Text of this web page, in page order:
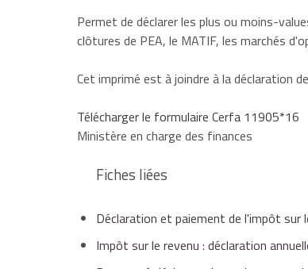
Permet de déclarer les plus ou moins-
clôtures de PEA, le MATIF, les marchés
Cet imprimé est à joindre à la déclaration
Télécharger le formulaire Cerfa 11905*16
Ministère en charge des finances
Fiches liées
Déclaration et paiement de l'impôt sur
Impôt sur le revenu : déclaration